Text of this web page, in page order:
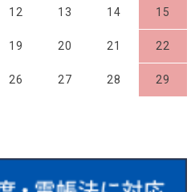
12 13 14 15
19 20 21 22
26 27 28 29